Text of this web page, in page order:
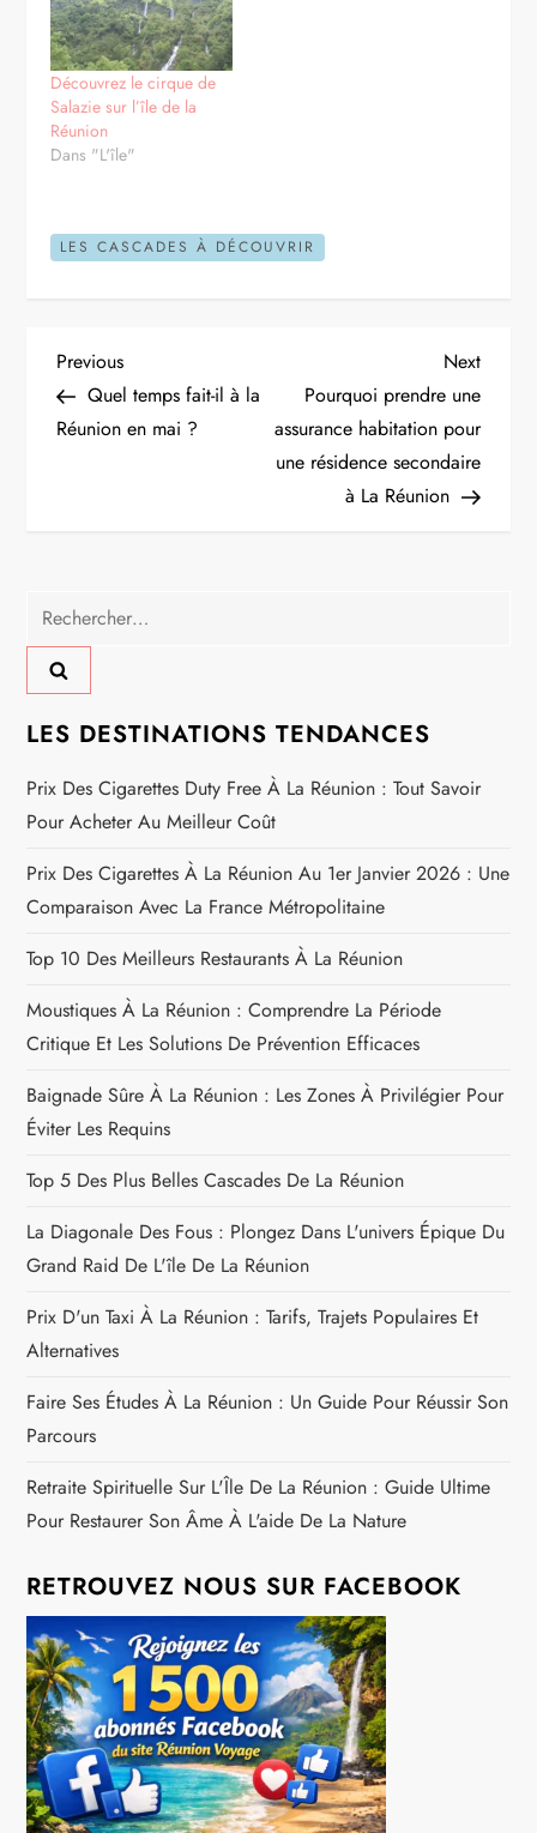
Découvrez le cirque de
Salazie sur l’île de la
Réunion
Dans "L'île"
LES CASCADES À DÉCOUVRIR
N
a
g
a
t
i
o
n
d
e
l
’
a
r
t
i
c
l
e
Previous
Post
Previous
Quel temps fait-il à la
Réunion en mai ?
Next
Post
Next
Pourquoi prendre une
assurance habitation pour
une résidence secondaire
à La Réunion
Rechercher :
LES DESTINATIONS TENDANCES
Prix Des Cigarettes Duty Free À La Réunion : Tout Savoir
Pour Acheter Au Meilleur Coût
Prix Des Cigarettes À La Réunion Au 1er Janvier 2026 : Une
Comparaison Avec La France Métropolitaine
Top 10 Des Meilleurs Restaurants À La Réunion
Moustiques À La Réunion : Comprendre La Période
Critique Et Les Solutions De Prévention Efficaces
Baignade Sûre À La Réunion : Les Zones À Privilégier Pour
Éviter Les Requins
Top 5 Des Plus Belles Cascades De La Réunion
La Diagonale Des Fous : Plongez Dans L'univers Épique Du
Grand Raid De L'île De La Réunion
Prix D'un Taxi À La Réunion : Tarifs, Trajets Populaires Et
Alternatives
Faire Ses Études À La Réunion : Un Guide Pour Réussir Son
Parcours
Retraite Spirituelle Sur L'Île De La Réunion : Guide Ultime
Pour Restaurer Son Âme À L'aide De La Nature
RETROUVEZ NOUS SUR FACEBOOK